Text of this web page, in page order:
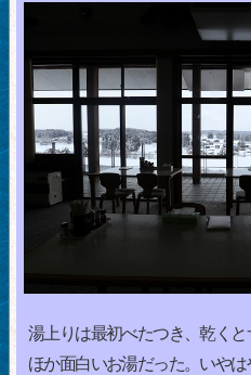
湯上りは最初べたつき、乾く
ほか面白いお湯だった。いや